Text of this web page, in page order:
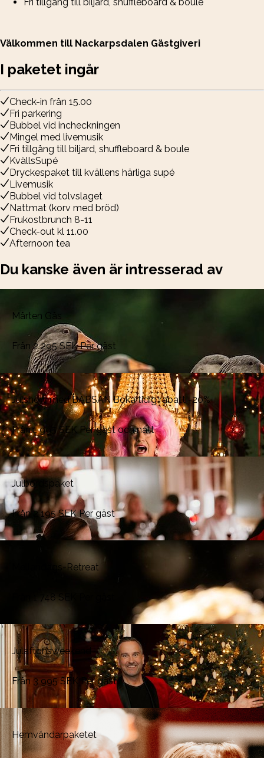
Välkommen till Nackarpsdalen Gästgiveri
I paketet ingår
Check-in från 15.00
Fri parkering
Bubbel vid incheckningen
Mingel med livemusik
Fri tillgång till biljard, shuffleboard & boule
KvällsSupé
Dryckespaket till kvällens härliga supé
Livemusik
Bubbel vid tolvslaget
Nattmat (korv med bröd)
Frukostbrunch 8-11
Check-out kl 11.00
Afternoon tea
Du kanske även är intresserad av
Mårten Gås
Från 2 295 SEK Per gäst
Julshow med BABSAN Boka tidig rabatt -20%
Från 1 995 SEK Per gäst och natt
Julbordspaket
Från 2 195 SEK Per gäst
Mellandags-Retreat
1 748 SEK
Julaftonsweekend
Från 3 995 SEK Per gäst
Hemvändarpaketet